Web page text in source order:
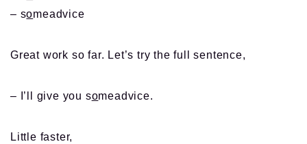
– someadvice
Great work so far. Let’s try the full sentence,
– I’ll give you someadvice.
Little faster,